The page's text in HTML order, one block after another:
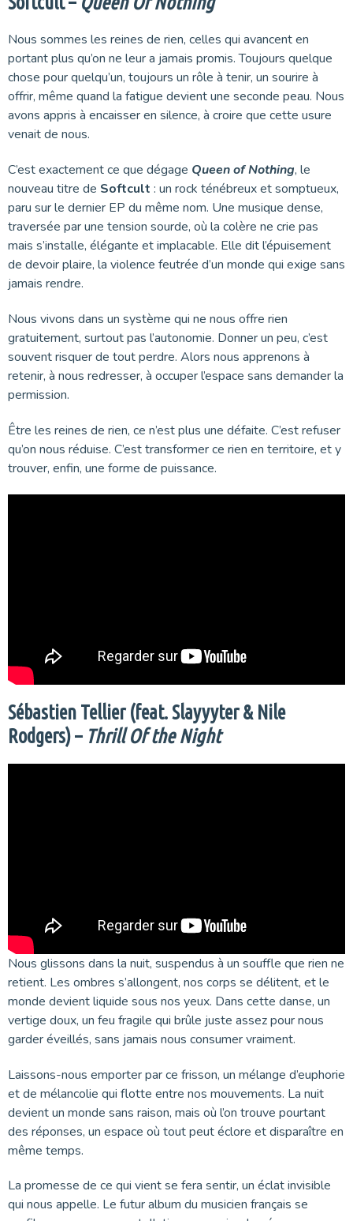
Nous sommes les reines de rien, celles qui avancent en
portant plus qu’on ne leur a jamais promis. Toujours quelque
chose pour quelqu’un, toujours un rôle à tenir, un sourire à
offrir, même quand la fatigue devient une seconde peau. Nous
avons appris à encaisser en silence, à croire que cette usure
venait de nous.
C’est exactement ce que dégage Queen of Nothing, le
nouveau titre de Softcult : un rock ténébreux et somptueux,
paru sur le dernier EP du même nom. Une musique dense,
traversée par une tension sourde, où la colère ne crie pas
mais s’installe, élégante et implacable. Elle dit l’épuisement
de devoir plaire, la violence feutrée d’un monde qui exige sans
jamais rendre.
Nous vivons dans un système qui ne nous offre rien
gratuitement, surtout pas l’autonomie. Donner un peu, c’est
souvent risquer de tout perdre. Alors nous apprenons à
retenir, à nous redresser, à occuper l’espace sans demander la
permission.
Être les reines de rien, ce n’est plus une défaite. C’est refuser
qu’on nous réduise. C’est transformer ce rien en territoire, et y
trouver, enfin, une forme de puissance.
Sébastien Tellier (feat. Slayyyter & Nile
Rodgers) –Thrill Of the Night
Nous glissons dans la nuit, suspendus à un souffle que rien ne
retient. Les ombres s’allongent, nos corps se délitent, et le
monde devient liquide sous nos yeux. Dans cette danse, un
vertige doux, un feu fragile qui brûle juste assez pour nous
garder éveillés, sans jamais nous consumer vraiment.
Laissons-nous emporter par ce frisson, un mélange d’euphorie
et de mélancolie qui flotte entre nos mouvements. La nuit
devient un monde sans raison, mais où l’on trouve pourtant
des réponses, un espace où tout peut éclore et disparaître en
même temps.
La promesse de ce qui vient se fera sentir, un éclat invisible
qui nous appelle. Le futur album du musicien français se